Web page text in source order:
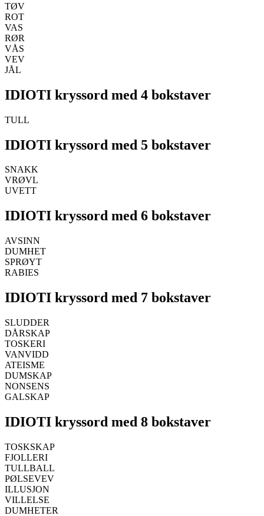
TØV
ROT
VAS
RØR
VÅS
VEV
JÅL
IDIOTI kryssord med 4 bokstaver
TULL
IDIOTI kryssord med 5 bokstaver
SNAKK
VRØVL
UVETT
IDIOTI kryssord med 6 bokstaver
AVSINN
DUMHET
SPRØYT
RABIES
IDIOTI kryssord med 7 bokstaver
SLUDDER
DÅRSKAP
TOSKERI
VANVIDD
ATEISME
DUMSKAP
NONSENS
GALSKAP
IDIOTI kryssord med 8 bokstaver
TOSKSKAP
FJOLLERI
TULLBALL
PØLSEVEV
ILLUSJON
VILLELSE
DUMHETER